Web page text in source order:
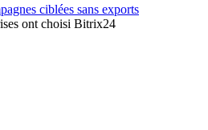
ciblées sans exports
ont choisi Bitrix24